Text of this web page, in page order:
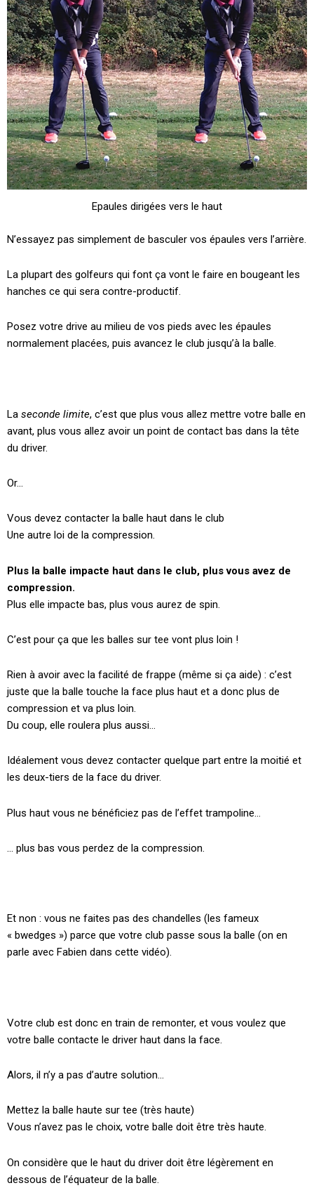
Epaules dirigées vers le haut
N’essayez pas simplement de basculer vos épaules vers l’arrière.
La plupart des golfeurs qui font ça vont le faire en bougeant les
hanches ce qui sera contre-productif.
Posez votre drive au milieu de vos pieds avec les épaules
normalement placées, puis avancez le club jusqu’à la balle.
La seconde limite, c’est que plus vous allez mettre votre balle en
avant, plus vous allez avoir un point de contact bas dans la tête
du driver.
Or…
Vous devez contacter la balle haut dans le club
Une autre loi de la compression.
Plus la balle impacte haut dans le club, plus vous avez de
compression.
Plus elle impacte bas, plus vous aurez de spin.
C’est pour ça que les balles sur tee vont plus loin !
Rien à avoir avec la facilité de frappe (même si ça aide) : c’est
juste que la balle touche la face plus haut et a donc plus de
compression et va plus loin.
Du coup, elle roulera plus aussi…
Idéalement vous devez contacter quelque part entre la moitié et
les deux-tiers de la face du driver.
Plus haut vous ne bénéficiez pas de l’effet trampoline…
… plus bas vous perdez de la compression.
Et non : vous ne faites pas des chandelles (les fameux
« bwedges ») parce que votre club passe sous la balle (on en
parle avec Fabien dans cette vidéo).
Votre club est donc en train de remonter, et vous voulez que
votre balle contacte le driver haut dans la face.
Alors, il n’y a pas d’autre solution…
Mettez la balle haute sur tee (très haute)
Vous n’avez pas le choix, votre balle doit être très haute.
On considère que le haut du driver doit être légèrement en
dessous de l’équateur de la balle.